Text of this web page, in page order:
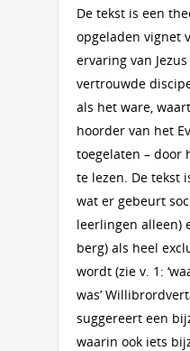
De tekst is een
opgeladen vignet
ervaring van
vertrouwde
als het ware,
hoorder van het
toegelaten – door
te lezen. De tekst
wat er gebeurt
leerlingen alleen)
berg) als heel
wordt (zie v. 1:
was’
suggereert een
waarin ook iets